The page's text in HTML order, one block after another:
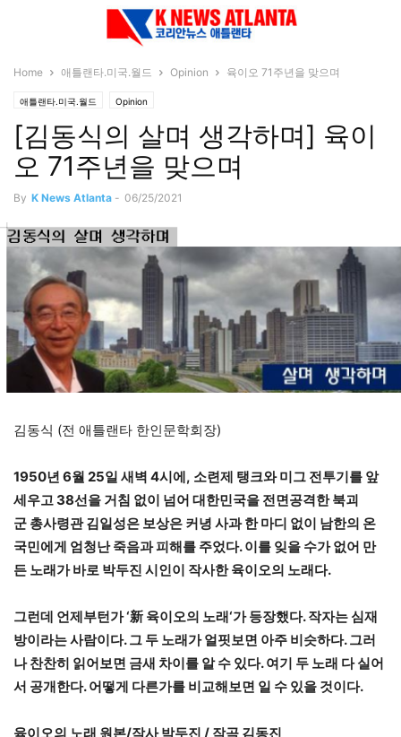
Home 애틀랜타.미국.월드 Opinion 육이오 71주년을 맞으며
애틀랜타.미국.월드 Opinion
[김동식의 살며 생각하며] 육이
오 71주년을 맞으며
By K News Atlanta - 06/25/2021
김동식 (전 애틀랜타 한인문학회장)
1950년 6월 25일 새벽 4시에, 소련제 탱크와 미그 전투기를 앞
세우고 38선을 거침 없이 넘어 대한민국을 전면공격한 북괴
군 총사령관 김일성은 보상은 커녕 사과 한 마디 없이 남한의 온
국민에게 엄청난 죽음과 피해를 주었다. 이를 잊을 수가 없어 만
든 노래가 바로 박두진 시인이 작사한 육이오의 노래다.
그런데 언제부턴가‘新 육이오의 노래‘가 등장했다.작자는 심재
방이라는사람이다.그 두 노래가 얼핏보면 아주 비슷하다.그러
나 찬찬히 읽어보면 금새 차이를 알 수 있다.여기 두 노래 다 실어
서 공개한다.어떻게 다른가를 비교해보면 일 수 있을 것이다.
육이오의 노래 원본/작사 박두진 / 작곡 김동진